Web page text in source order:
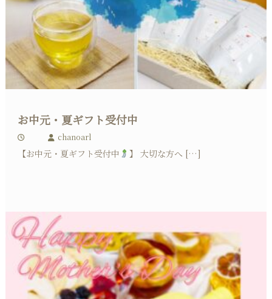
お中元・夏ギフト受付中
chanoarl
【お中元・夏ギフト受付中 】 大切な方へ […]